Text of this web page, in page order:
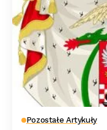
Pozostałe Artykuły